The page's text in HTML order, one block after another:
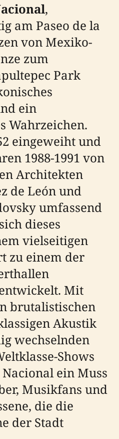
,
am Paseo de la
von Mexiko-
zum
Park
ein
Wahrzeichen.
eingeweiht und
1988-1991 von
Architekten
de León und
umfassend
dieses
vielseitigen
zu einem der
Mit
brutalistischen
Akustik
wechselnden
Shows
ein Muss
Musikfans und
die die
der Stadt